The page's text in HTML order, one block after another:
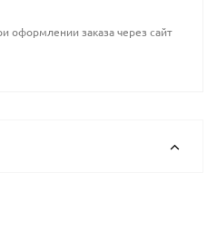
оформлении заказа через сайт